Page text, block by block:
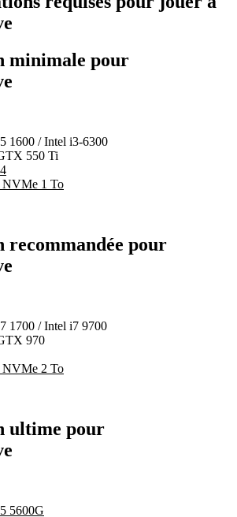
minimale pour
1600 / Intel i3-6300
550 Ti
NVMe 1 To
recommandée pour
1700 / Intel i7 9700
970
NVMe 2 To
ultime pour
5600G